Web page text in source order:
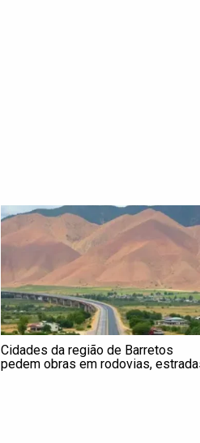
Cidades da região de Barretos
pedem obras em rodovias,